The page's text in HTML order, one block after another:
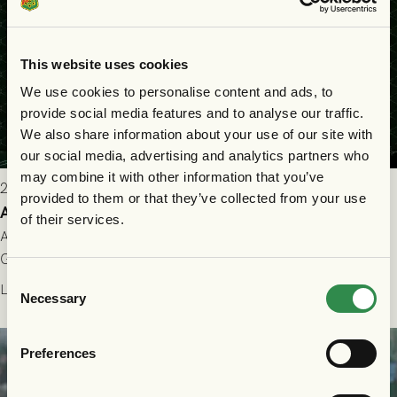
This website uses cookies
We use cookies to personalise content and ads, to
provide social media features and to analyse our traffic.
We also share information about your use of our site with
our social media, advertising and analytics partners who
may combine it with other information that you’ve
provided to them or that they’ve collected from your use
of their services.
Selection
Necessary
Preferences
2026-07-25 9:00
Allt du behöver veta inför GAIS - Halmstads BK 26/7
All evenemangsinformation du kan behöva inför ditt besök på
Gamla Ullevi och matchen mellan GAIS och Halmstads BK i
Allsvenskan! Avspark kl 16.30 på söndag 26/7.
Läs mer